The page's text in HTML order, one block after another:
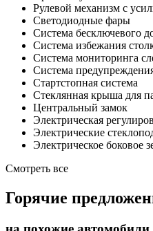
Рулевой механизм с
Светодиодные фары
Система бесключевого
Система избежания
Система мониторинга
Система
Стартстопная система
Стеклянная крыша для
Центральный замок
Электрическая
Электрические
Электрическое боковое
Смотреть все
Горячие